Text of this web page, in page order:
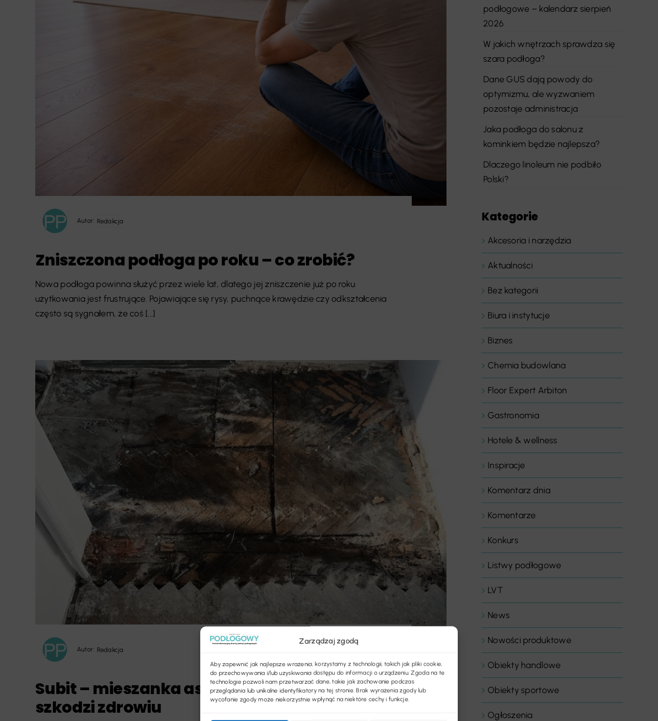
Zarządzaj zgodą
Aby zapewnić jak najlepsze wrażenia, korzystamy z technologii, takich jak pliki cookie,
do przechowywania i/lub uzyskiwania dostępu do informacji o urządzeniu. Zgoda na te
technologie pozwoli nam przetwarzać dane, takie jak zachowanie podczas
przeglądania lub unikalne identyfikatory na tej stronie. Brak wyrażenia zgody lub
wycofanie zgody może niekorzystnie wpłynąć na niektóre cechy i funkcje.
Autor: Redakcja
Zniszczona podłoga po roku – co zrobić?
Nowa podłoga powinna służyć przez wiele lat, dlatego jej zniszczenie już po roku
użytkowania jest frustrujące. Pojawiające się rysy, puchnące krawędzie czy odkształcenia
często są sygnałem, że coś [...]
Autor: Redakcja
Subit – mieszanka asfaltu w posadzce, która
szkodzi zdrowiu
podłogowe – kalendarz sierpień
2026
W jakich wnętrzach sprawdza się
szara podłoga?
Dane GUS dają powody do
optymizmu, ale wyzwaniem
pozostaje administracja
Jaka podłoga do salonu z
kominkiem będzie najlepsza?
Dlaczego linoleum nie podbiło
Polski?
Kategorie
Akcesoria i narzędzia
Aktualności
Bez kategorii
Biura i instytucje
Biznes
Chemia budowlana
Floor Expert Arbiton
Gastronomia
Hotele & wellness
Inspiracje
Komentarz dnia
Komentarze
Konkurs
Listwy podłogowe
LVT
News
Nowości produktowe
Obiekty handlowe
Obiekty sportowe
Ogłoszenia